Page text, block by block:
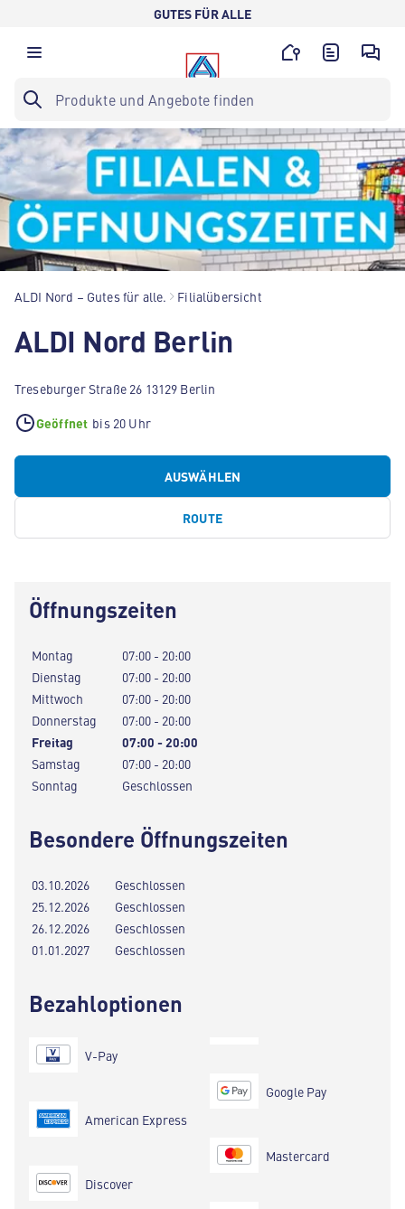
GUTES FÜR ALLE
ALDI Nord – Gutes für alle. Filialübersicht
ALDI Nord Berlin
Treseburger Straße 26 13129 Berlin
Geöffnet bis 20 Uhr
AUSWÄHLEN
ROUTE
Öffnungszeiten
Montag
07:00 - 20:00
Dienstag
07:00 - 20:00
Mittwoch
07:00 - 20:00
Donnerstag
07:00 - 20:00
Freitag
07:00 - 20:00
Samstag
07:00 - 20:00
Sonntag
Geschlossen
Besondere Öffnungszeiten
03.10.2026
Geschlossen
25.12.2026
Geschlossen
26.12.2026
Geschlossen
01.01.2027
Geschlossen
Bezahloptionen
V-Pay
American Express
Discover
Google Pay
Mastercard